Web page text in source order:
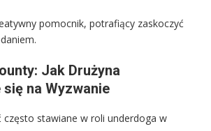
pomocnik, potrafiący zaskoczyć
Jak Drużyna
na Wyzwanie
często stawiane w roli underdoga w